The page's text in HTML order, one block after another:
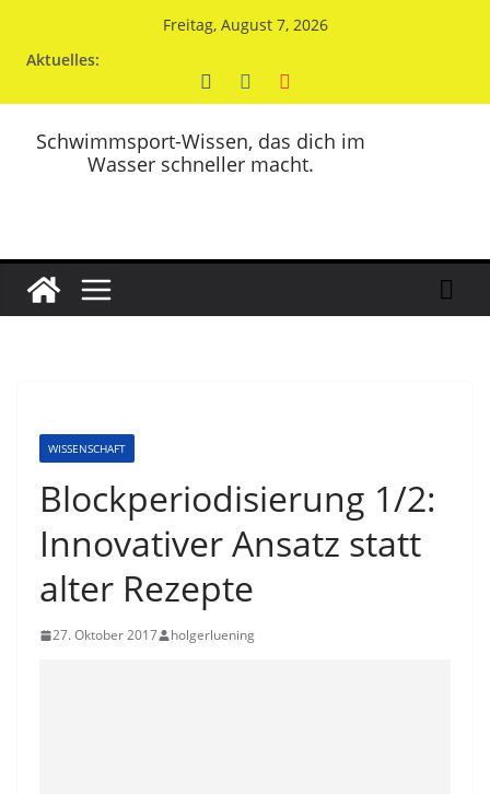
Freitag, August 7, 2026
Aktuelles:
Schwimmsport-Wissen, das dich im
Wasser schneller macht.
WISSENSCHAFT
Blockperiodisierung 1/2:
Innovativer Ansatz statt
alter Rezepte
27. Oktober 2017 holgerluening